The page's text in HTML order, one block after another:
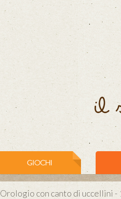
GIOCHI
Orologio con canto di uccellini -